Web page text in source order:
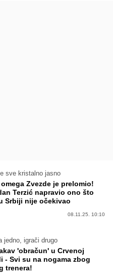
sve kristalno jasno
Zvezde je prelomio!
Terzić napravio ono što
Srbiji nije očekivao
08.11.25. 10:10
jedno, igrači drugo
'obračun' u Crvenoj
- Svi su na nogama zbog
trenera!